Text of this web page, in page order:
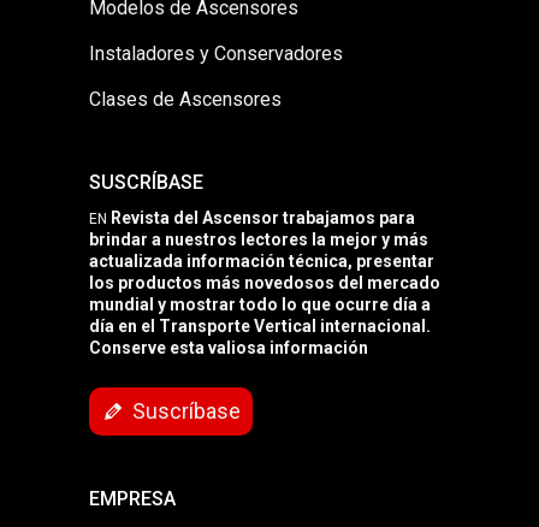
Modelos de Ascensores
Instaladores y Conservadores
Clases de Ascensores
SUSCRÍBASE
EN Revista del Ascensor trabajamos para
brindar a nuestros lectores la mejor y más
actualizada información técnica, presentar
los productos más novedosos del mercado
mundial y mostrar todo lo que ocurre día a
día en el Transporte Vertical internacional.
Conserve esta valiosa información
Suscríbase
EMPRESA